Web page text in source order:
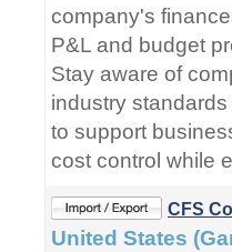
company's
P&L and budget
Stay aware of
industry
to support
cost control while
CFS
United States